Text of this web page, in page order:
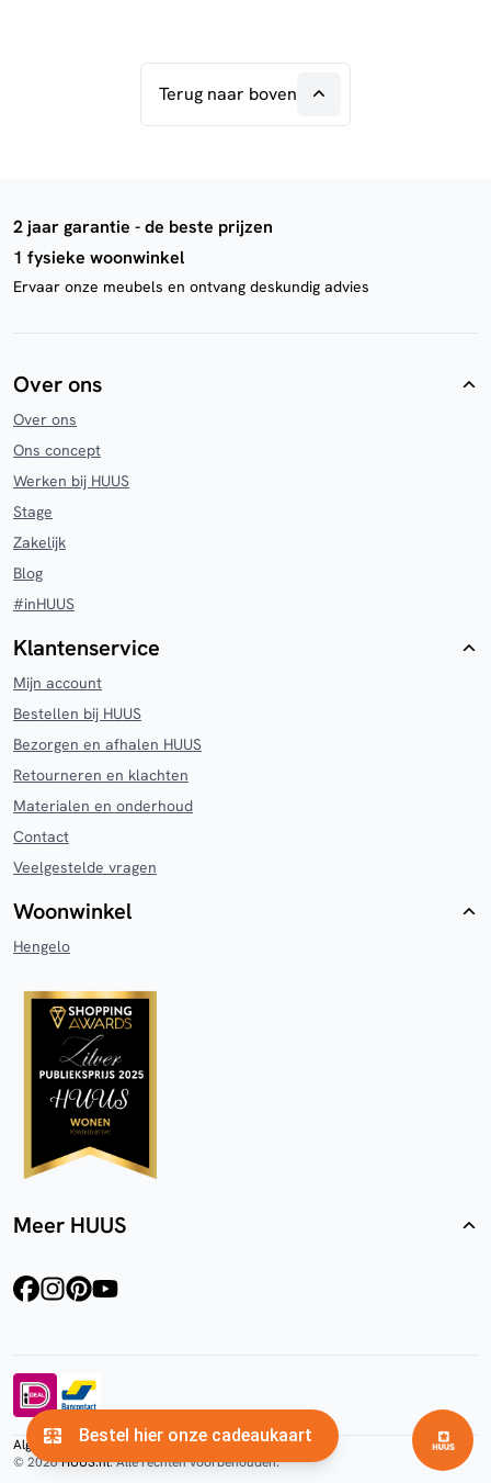
Terug naar boven
2 jaar garantie - de beste prijzen
1 fysieke woonwinkel
Ervaar onze meubels en ontvang deskundig advies
Over ons
Over ons
Ons concept
Werken bij HUUS
Stage
Zakelijk
Blog
#inHUUS
Klantenservice
Mijn account
Bestellen bij HUUS
Bezorgen en afhalen HUUS
Retourneren en klachten
Materialen en onderhoud
Contact
Veelgestelde vragen
Woonwinkel
Hengelo
Meer HUUS
facebookinstagram
pinterest
youtube
Algemene voorwaardenPrivacyverklaringCookies
© 2026HUUS.nl. Alle rechten voorbehouden.